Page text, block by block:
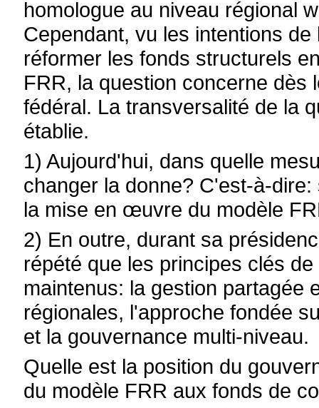
homologue au niveau régional
Cependant, vu les intentions
réformer les fonds structurels
FRR, la question concerne dès
fédéral. La transversalité de la
établie.
1) Aujourd'hui, dans quelle
changer la donne? C'est-à-
la mise en œuvre du modèle
2) En outre, durant sa
répété que les principes clés
maintenus: la gestion partagée
régionales, l'approche fondée
et la gouvernance multi-niveau.
Quelle est la position du
du modèle FRR aux fonds de